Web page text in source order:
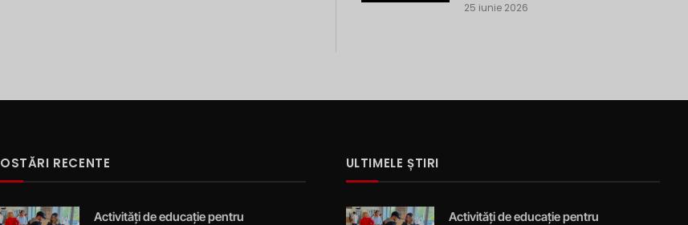
25 iunie 2026
RECENTE
Activități de educație pentru
ULTIMELE ȘTIRI
Activități de educație pentru